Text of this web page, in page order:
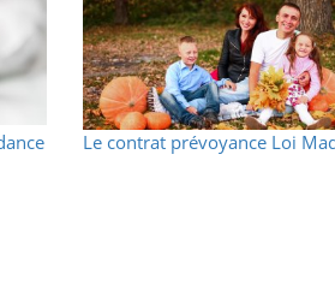
Le contrat prévoyance Loi